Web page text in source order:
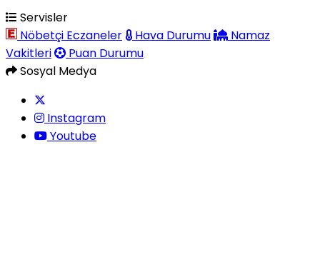
Servisler
Nöbetçi Eczaneler
Hava Durumu
Namaz
Vakitleri
Puan Durumu
Sosyal Medya
Instagram
Youtube